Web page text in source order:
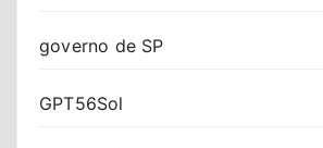
governo de SP
GPT56Sol